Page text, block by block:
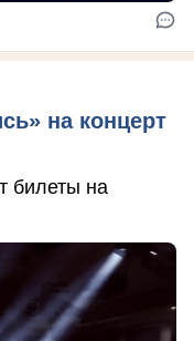
на концерт
билеты на